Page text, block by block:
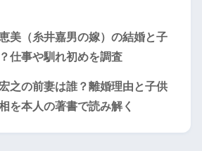
美（糸井嘉男の嫁）の結婚と子
仕事や馴れ初めを調査
之の前妻は誰？離婚理由と子供
を本人の著書で読み解く